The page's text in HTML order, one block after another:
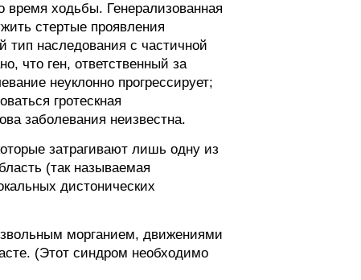
ходьбы. Генерализованная
стертые проявления
тип наследования с частичной
что ген, ответственный за
неуклонно прогрессирует;
гротескная
заболевания неизвестна.
затрагивают лишь одну из
(так называемая
дистонических
морганием, движениями
(Этот синдром необходимо